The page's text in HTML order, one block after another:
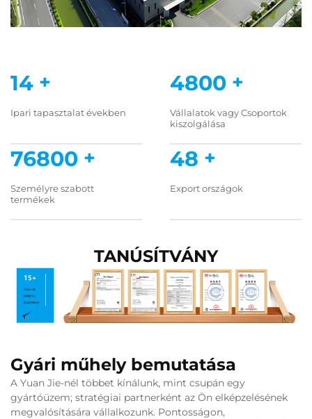
15 +
Ipari tapasztalat években
5000 +
Vállalatok vagy Csoportok
kiszolgálása
80000 +
Személyre szabott
termékek
50 +
Export országok
TANÚSÍTVÁNY
Gyári műhely bemutatása
A Yuan Jie-nél többet kínálunk, mint csupán egy
gyártóüzem; stratégiai partnerként az Ön elképzelésének
megvalósítására vállalkozunk. Pontosságon,